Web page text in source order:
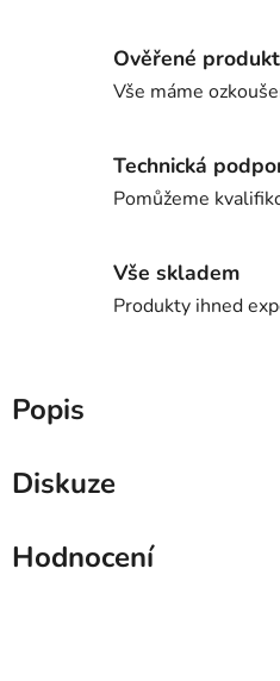
Ověřené
Vše máme
Technická
Pomůžeme
Vše skladem
Produkty ihned
Popis
Diskuze
Hodnocení